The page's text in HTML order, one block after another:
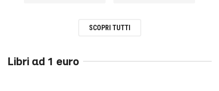
SCOPRI TUTTI
Libri ad 1 euro